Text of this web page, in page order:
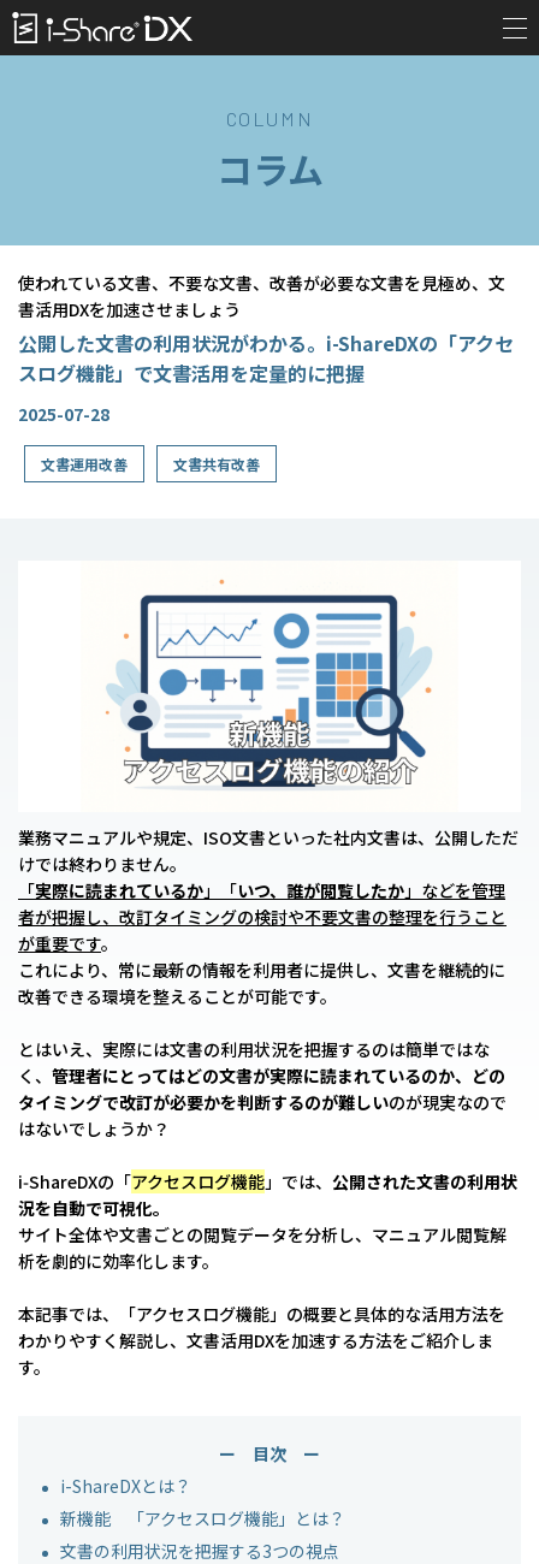
COLUMN
コラム
使われている文書、不要な文書、改善が必要な文書を見極め、文
書活用DXを加速させましょう
公開した文書の利用状況がわかる。i-ShareDXの「アクセ
スログ機能」で文書活用を定量的に把握
2025-07-28
文書運用改善 文書共有改善
業務マニュアルや規定、ISO文書といった社内文書は、公開しただ
けでは終わりません。
「実際に読まれているか」「いつ、誰が閲覧したか」などを管理
者が把握し、改訂タイミングの検討や不要文書の整理を行うこと
が重要です。
これにより、常に最新の情報を利用者に提供し、文書を継続的に
改善できる環境を整えることが可能です。
とはいえ、実際には文書の利用状況を把握するのは簡単ではな
く、 管理者にとってはどの文書が実際に読まれているのか、どの
タイミングで改訂が必要かを判断するのが難しいのが現実なので
はないでしょうか？
i‑ShareDXの「アクセスログ機能」では、 公開された文書の利用状
況を自動で可視化。
サイト全体や文書ごとの閲覧データを分析し、マニュアル閲覧解
析を劇的に効率化します。
本記事では、「アクセスログ機能」の概要と具体的な活用方法を
わかりやすく解説し、文書活用DXを加速する方法をご紹介しま
す。
ー 目次 ー
i-ShareDXとは？
新機能 「アクセスログ機能」とは？
文書の利用状況を把握する3つの視点